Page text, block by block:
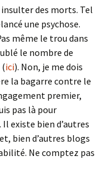
insulter des morts. Tel
une psychose.
même le trou dans
le nombre de
(ici). Non, je me dois
la bagarre contre le
premier,
pas là pour
existe bien d’autres
bien d’autres blogs
Ne comptez pas